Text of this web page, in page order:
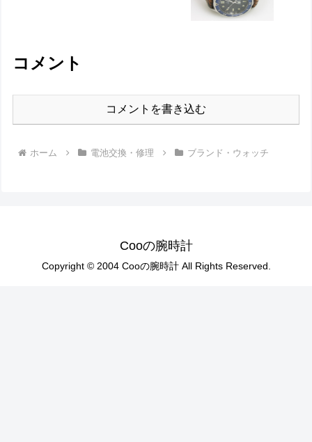
コメント
コメントを書き込む
ホーム 電池交換・修理 ブランド・ウォッチ
Cooの腕時計
Copyright © 2004 Cooの腕時計 All Rights Reserved.